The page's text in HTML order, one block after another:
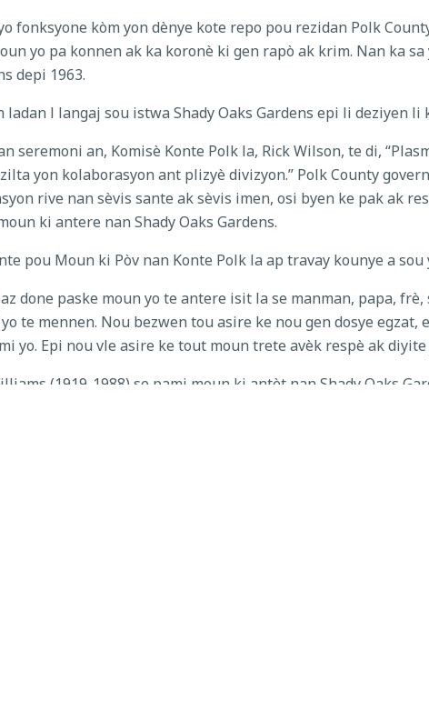
yo fonksyone kòm yon dènye kote repo pou rezidan Polk
yo pa konnen ak ka koronè ki gen rapò ak krim. Nan ka
depi 1963.
l langaj sou istwa Shady Oaks Gardens epi li deziyen li
seremoni an, Komisè Konte Polk la, Rick Wilson, te di,
yon kolaborasyon ant plizyè divizyon.” Polk County
rive nan sèvis sante ak sèvis imen, osi byen ke pak ak
ki antere nan Shady Oaks Gardens.
pou Moun ki Pòv nan Konte Polk la ap travay kounye a
done paske moun yo te antere isit la se manman, papa,
te mennen. Nou bezwen tou asire ke nou gen dosye
yo. Epi nou vle asire ke tout moun trete avèk respè ak
(1919-1988) se pami moun ki antèt nan Shady Oaks